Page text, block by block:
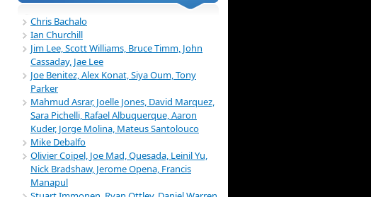
Chris Bachalo
Ian Churchill
Jim Lee, Scott Williams, Bruce Timm, John
Cassaday, Jae Lee
Joe Benitez, Alex Konat, Siya Oum, Tony
Parker
Mahmud Asrar, Joelle Jones, David Marquez,
Sara Pichelli, Rafael Albuquerque, Aaron
Kuder, Jorge Molina, Mateus Santolouco
Mike Debalfo
Olivier Coipel, Joe Mad, Quesada, Leinil Yu,
Nick Bradshaw, Jerome Opena, Francis
Manapul